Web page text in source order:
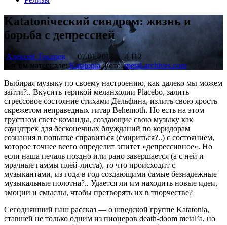
Katatoniческий синдром: жизнь и
борьба с депрессией
Алексей Токарев 07.01.2017
4 112
В этом материале:Katatonia Фото:metal-archives.com
Выбирая музыку по своему настроению, как далеко мы можем
зайти?.. Вкусить терпкой меланхолии Placebo, залить
стрессовое состояние стихами Дельфина, излить свою ярость
скрежетом неправедных гитар Behemoth. Но есть на этом
грустном свете команды, создающие свою музыку как
саундтрек для бесконечных блужданий по коридорам
сознания в попытке справиться (смириться?..) с состоянием,
которое точнее всего определит эпитет «депрессивное». Но
если наша печаль поздно или рано завершается (а с ней и
мрачные гаммы плей-листа), то что происходит с
музыкантами, из года в год создающими самые безнадежные
музыкальные полотна?.. Удается ли им находить новые идеи,
эмоции и смыслы, чтобы претворять их в творчестве?
Сегодняшний наш рассказ — о шведской группе Katatonia,
ставшей не только одним из пионеров death-doom metal’a, но